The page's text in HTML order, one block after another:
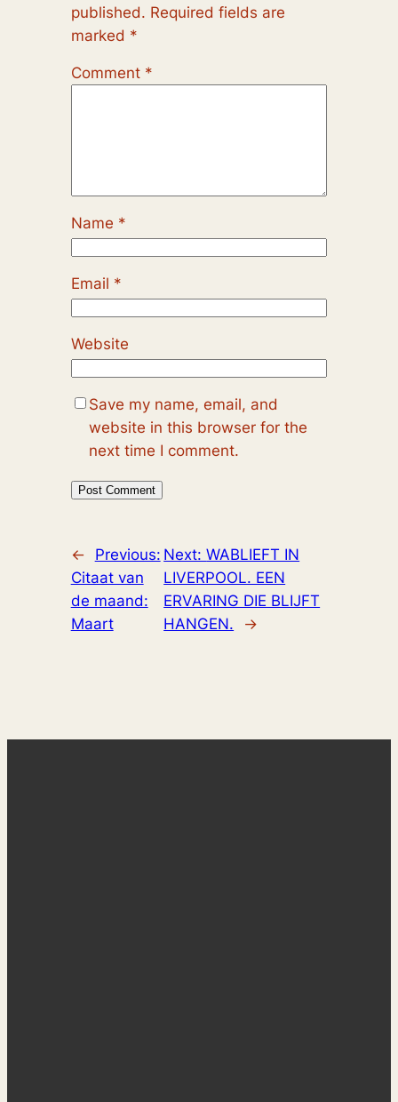
published. Required fields are
marked *
Comment *
Name *
Email *
Website
Save my name, email, and
website in this browser for the
next time I comment.
←
Previous:
Citaat van
de maand:
Maart
Next:WABLIEFT IN
LIVERPOOL. EEN
ERVARING DIE BLIJFT
HANGEN.
→